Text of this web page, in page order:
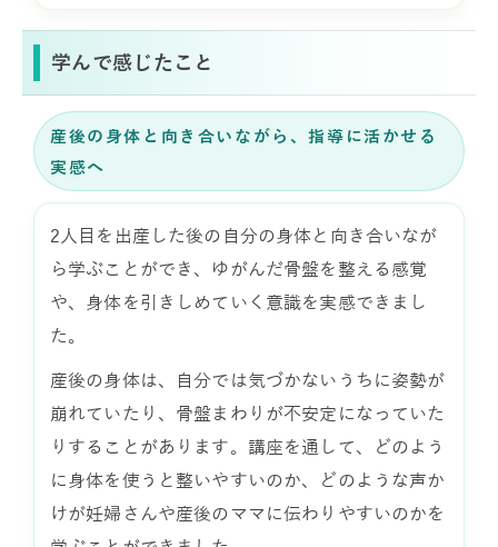
学んで感じたこと
産後の身体と向き合いながら、指導に活かせる
実感へ
2人目を出産した後の自分の身体と向き合いなが
ら学ぶことができ、ゆがんだ骨盤を整える感覚
や、身体を引きしめていく意識を実感できまし
た。
産後の身体は、自分では気づかないうちに姿勢が
崩れていたり、骨盤まわりが不安定になっていた
りすることがあります。講座を通して、どのよう
に身体を使うと整いやすいのか、どのような声か
けが妊婦さんや産後のママに伝わりやすいのかを